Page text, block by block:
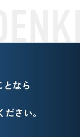
となら
ださい。